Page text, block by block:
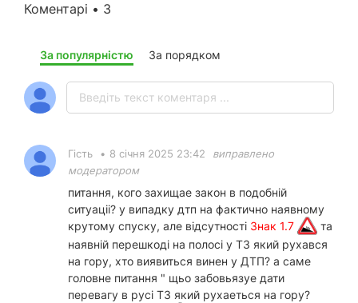
Коментарі • 3
За популярністю За порядком
Гість • 8 січня 2025 23:42
виправлено
модератором
питання, кого захищае закон в подoбнiй
ситуацii? у випадку дтп на фактично наявному
крутому спуску, але вiдсутностi Знак 1.7
та
наявнiй перешкодi на полосi у ТЗ який рухався
на гору, хто виявиться винен у ДТП? а саме
головне питання " щьо забовьязуе дати
перевагу в русi ТЗ який рухаеться на гору?